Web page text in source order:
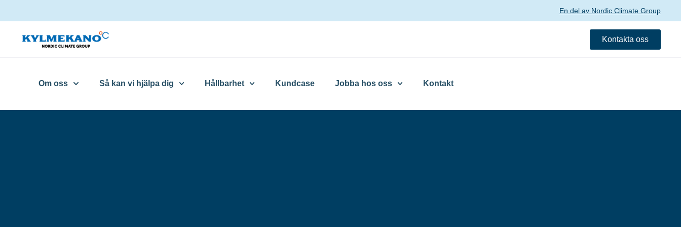
En del av Nordic Climate Group
Kontakta oss
Om oss Så kan vi hjälpa dig Hållbarhet Kundcase Jobba hos oss Kontakt